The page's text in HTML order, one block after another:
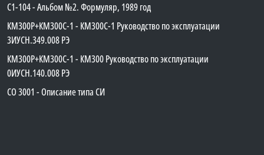
C1-104 - Альбом №2. Формуляр, 1989 год
КМ300Р+КМ300С-1 - КМ300C-1 Руководство по эксплуатации
3ИУСН.349.008 РЭ
КМ300Р+КМ300С-1 - КМ300 Руководство по эксплуатации
0ИУСН.140.008 РЭ
СО 3001 - Описание типа СИ